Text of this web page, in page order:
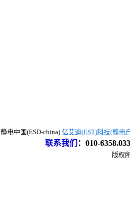
静电中国(ESD-china) 亿艾迪(EST)科技(静电
联系我们 ： 010-
版权